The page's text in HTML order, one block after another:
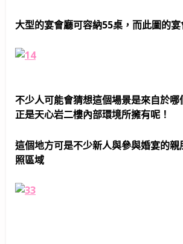
大型的宴會廳可容納55桌，而此圖的
不少人可能會猜想這個場景是來自於哪
正是天心岩二樓內部環境所擁有呢！
這個地方可是不少新人與參與婚宴的
照區域